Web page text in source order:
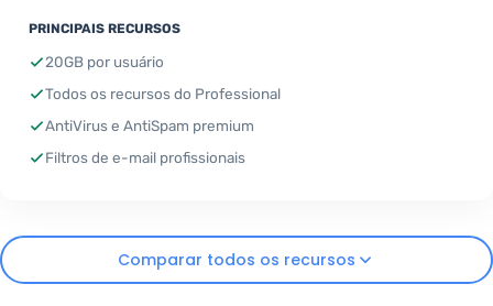
PRINCIPAIS RECURSOS
20GB por usuário
Todos os recursos do Professional
AntiVirus e AntiSpam premium
Filtros de e-mail profissionais
Comparar todos os recursos